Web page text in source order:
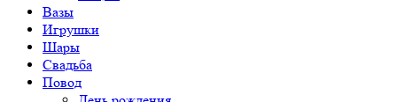
Вазы
Игрушки
Шары
Свадьба
Повод